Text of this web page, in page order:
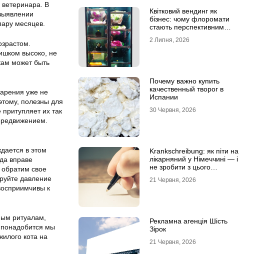
В
месяцев.
высоко, не
может быть
уже не
полезны для
их так
в этом
вправе
свое
давление
к
ритуалам,
мы
кота на
Квітковий вендинг як
бізнес: чому флоромати
стають перспективним
2 Липня, 2026
Почему важно купить
качественный творог в
Испании
30 Червня, 2026
Krankschreibung: як піти на
лікарняний у Німеччині — і
не зробити з цього
21 Червня, 2026
Рекламна агенція Шість
Зірок
21 Червня, 2026